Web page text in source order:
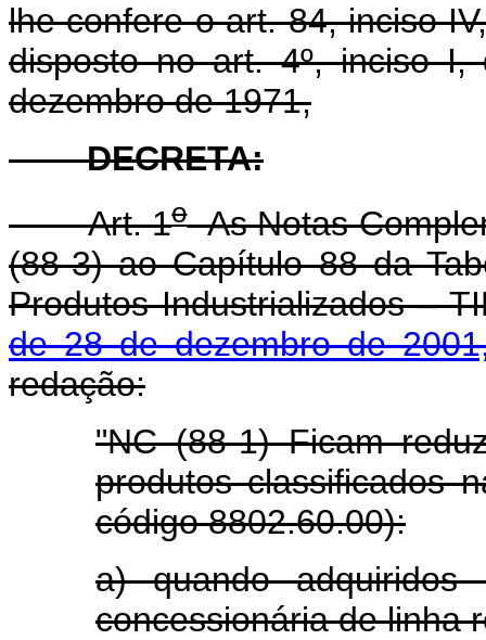
lhe confere o art. 84, inciso
disposto no art. 4º, inciso
dezembro de 1971,
DECRETA:
Art. 1oAs Notas
(88-3) ao Capítulo 88 da
Produtos Industrializados –
de 28 de dezembro de
redação:
"NC (88-1) Ficam
produtos classificados
código 8802.60.00):
a) quando adquiridos
concessionária de linha